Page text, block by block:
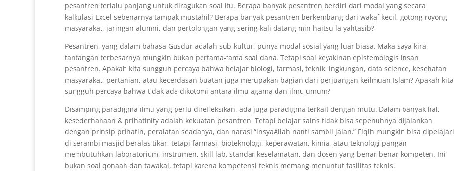
pesantren terlalu panjang untuk diragukan soal itu. Berapa banyak pesantren berdiri dari modal yang secara
kalkulasi Excel sebenarnya tampak mustahil? Berapa banyak pesantren berkembang dari wakaf kecil, gotong royong
masyarakat, jaringan alumni, dan pertolongan yang sering kali datang min haitsu la yahtasib?
Pesantren, yang dalam bahasa Gusdur adalah sub-kultur, punya modal sosial yang luar biasa. Maka saya kira,
tantangan terbesarnya mungkin bukan pertama-tama soal dana. Tetapi soal keyakinan epistemologis insan
pesantren. Apakah kita sungguh percaya bahwa belajar biologi, farmasi, teknik lingkungan, data science, kesehatan
masyarakat, pertanian, atau kecerdasan buatan juga merupakan bagian dari perjuangan keilmuan Islam? Apakah kita
sungguh percaya bahwa tidak ada dikotomi antara ilmu agama dan ilmu umum?
Disamping paradigma ilmu yang perlu direfleksikan, ada juga paradigma terkait dengan mutu. Dalam banyak hal,
kesederhanaan & prihatinity adalah kekuatan pesantren. Tetapi belajar sains tidak bisa sepenuhnya dijalankan
dengan prinsip prihatin, peralatan seadanya, dan narasi “insyaAllah nanti sambil jalan.” Fiqih mungkin bisa dipelajari
di serambi masjid beralas tikar, tetapi farmasi, bioteknologi, keperawatan, kimia, atau teknologi pangan
membutuhkan laboratorium, instrumen, skill lab, standar keselamatan, dan dosen yang benar-benar kompeten. Ini
bukan soal qonaah dan tawakal, tetapi karena kompetensi teknis memang menuntut fasilitas teknis.